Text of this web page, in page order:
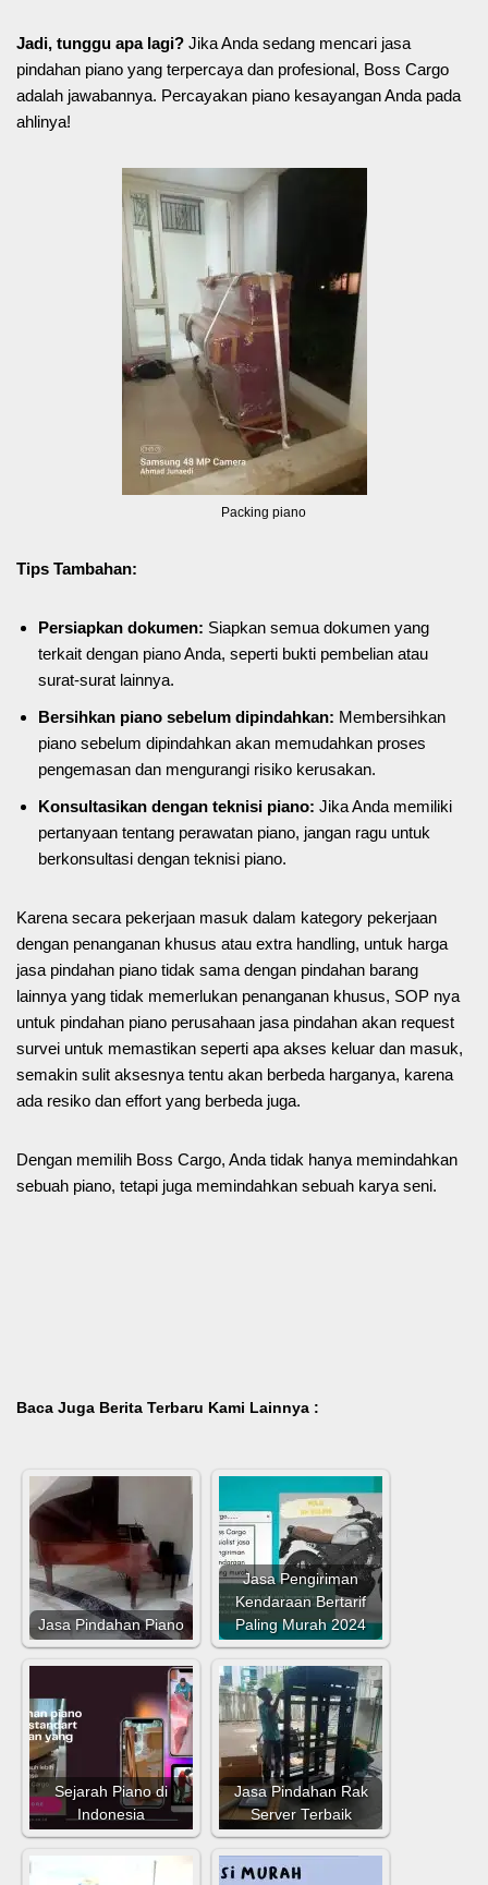
Jadi, tunggu apa lagi? Jika Anda sedang mencari jasa
pindahan piano yang terpercaya dan profesional, Boss Cargo
adalah jawabannya. Percayakan piano kesayangan Anda pada
ahlinya!
Packing piano
Tips Tambahan:
Persiapkan dokumen: Siapkan semua dokumen yang
terkait dengan piano Anda, seperti bukti pembelian atau
surat-surat lainnya.
Bersihkan piano sebelum dipindahkan: Membersihkan
piano sebelum dipindahkan akan memudahkan proses
pengemasan dan mengurangi risiko kerusakan.
Konsultasikan dengan teknisi piano: Jika Anda memiliki
pertanyaan tentang perawatan piano, jangan ragu untuk
berkonsultasi dengan teknisi piano.
Karena secara pekerjaan masuk dalam kategory pekerjaan
dengan penanganan khusus atau extra handling, untuk harga
jasa pindahan piano tidak sama dengan pindahan barang
lainnya yang tidak memerlukan penanganan khusus, SOP nya
untuk pindahan piano perusahaan jasa pindahan akan request
survei untuk memastikan seperti apa akses keluar dan masuk,
semakin sulit aksesnya tentu akan berbeda harganya, karena
ada resiko dan effort yang berbeda juga.
Dengan memilih Boss Cargo, Anda tidak hanya memindahkan
sebuah piano, tetapi juga memindahkan sebuah karya seni.
Baca Juga Berita Terbaru Kami Lainnya :
Jasa Pindahan Piano
Jasa Pengiriman
Kendaraan Bertarif
Paling Murah 2024
Sejarah Piano di
Indonesia
Jasa Pindahan Rak
Server Terbaik